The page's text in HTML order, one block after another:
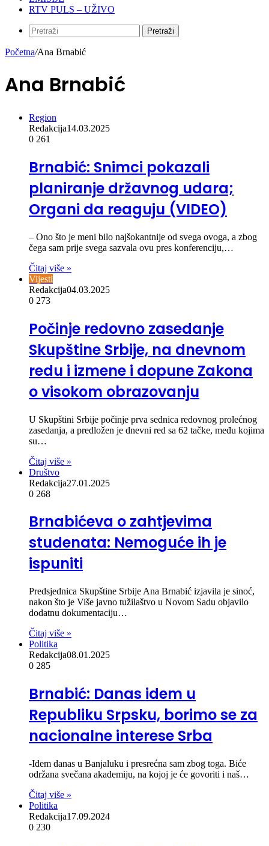
RTV PULS – UŽIVO
Pretraži
Početna/Ana Brnabić
Ana Brnabić
Region
Redakcija14.03.2025
0 261
Brnabić: Snimci pokazali
planiranje državnog udara;
Organi da reaguju (VIDEO)
– Ono što je meni bilo najšokantnije od svega ovoga, a zbog
čega sam prije svega sazvala ovu pres konferenciju,…
Čitaj više »
Vijesti
Redakcija04.03.2025
0 273
Počinje redovno zasedanje
Skupštine Srbije, na dnevnom
redu i izmene i dopune Zakona
o visokom obrazovanju
U Skupštini Srbije počinje prva sednica redovnog prolećnog
zasedanja, a predložen je dnevni red sa 62 tačke, među kojima
su…
Čitaj više »
Društvo
Redakcija27.01.2025
0 268
Brnabićeva o zahtjevima
studenata: Nemoguće ih je
ispuniti
Predsjednica Skupštine Srbije Ana Brnabić izjavila je sinoć,
nakon što je Više javno tužilaštvo u Novom Sadu objavilo
dodatnu dokumentaciju…
Čitaj više »
Politika
Redakcija08.01.2025
0 285
Brnabić: Danas idem u
Republiku Srpsku, borimo se za
nacionalne interese Srba
-Idem danas u Banjaluku i presrećna sam zbog toga. Biće
održana svečana akademiju, na kojoj je će govoriti i naš…
Čitaj više »
Politika
Redakcija17.09.2024
0 230